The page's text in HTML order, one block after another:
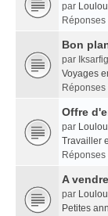
par Loulou
Réponses
Bon
par
Voyages
Réponses
Offre
par Loulou
Travailler
Réponses
A
par Loulou
Petites